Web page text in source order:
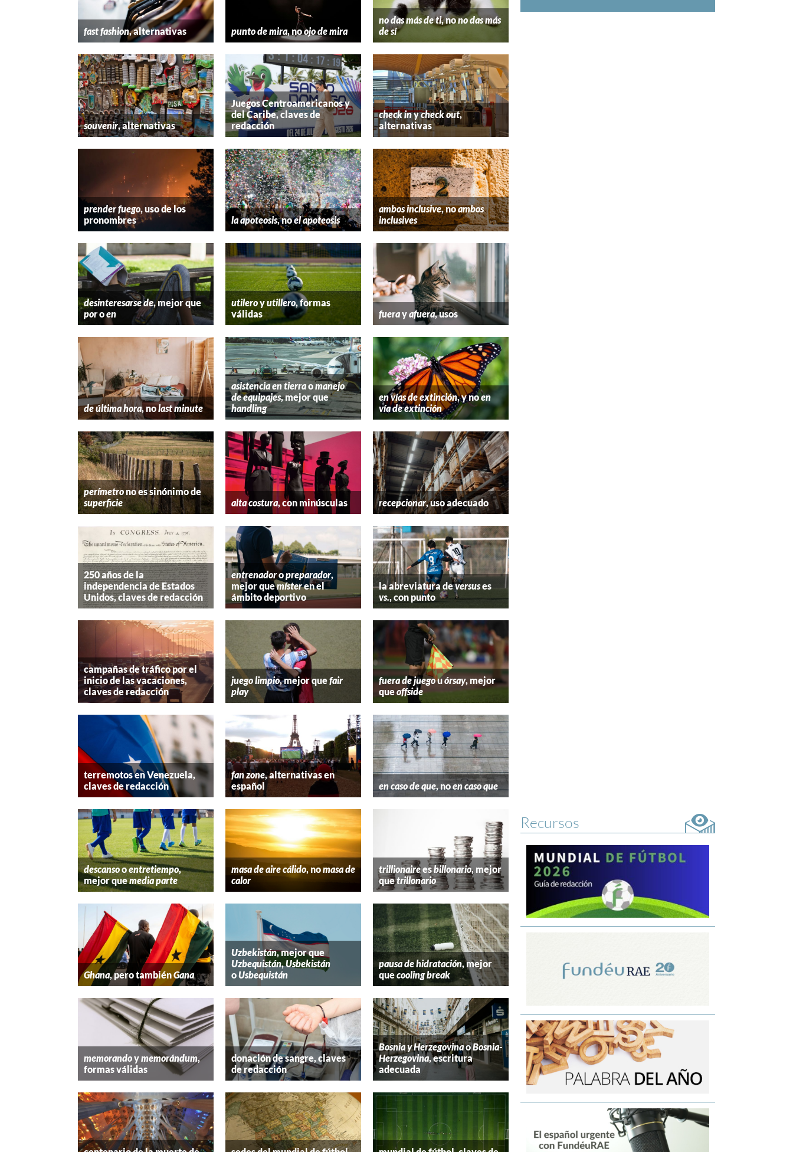
fast fashion, alternativas punto de mira, noojo de mira
no das más de ti, nono das más
de sí
souvenir, alternativas
Juegos Centroamericanos y
del Caribe, claves de
redacción
check inycheck out,
alternativas
prender fuego, uso de los
pronombres
la apoteosis, noel apoteosis
ambos inclusive, noambos
inclusives
desinteresarse de, mejor que
poroen
utileroyutillero, formas
válidas
fuerayafuera, usos
de última hora, nolast minute
asistencia en tierraomanejo
de equipajes, mejor que
handling
en vías de extinción, y noen
vía de extinción
perímetrono es sinónimo de
superficie
alta costura, con minúsculas recepcionar, uso adecuado
250 años de la
independencia de Estados
Unidos, claves de redacción
entrenadoropreparador,
mejor quemísteren el
ámbito deportivo
la abreviatura deversuses
vs., con punto
campañas de tráfico por el
inicio de las vacaciones,
claves de redacción
juego limpio, mejor quefair
play
fuera de juegouórsay, mejor
queoffside
terremotos en Venezuela,
claves de redacción
fan zone, alternativas en
español
en caso de que, noen caso que
descansooentretiempo,
mejor quemedia parte
masa de aire cálido, nomasa de
calor
trillionaireesbillonario, mejor
quetrillonario
Ghana, pero tambiénGana
Uzbekistán, mejor que
Uzbequistán,Usbekistán
oUsbequistán
pausa de hidratación, mejor
quecooling break
memorandoymemorándum,
formas válidas
donación de sangre, claves
de redacción
Bosnia y HerzegovinaoBosnia-
Herzegovina, escritura
adecuada
Recursos